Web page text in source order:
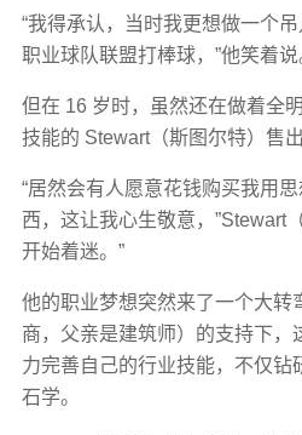
“我得承认，当时我更想做一个
职业球队联盟打棒球，”他笑着说
但在 16 岁时，虽然还在做着全
技能的 Stewart（斯图尔特）售
“居然会有人愿意花钱购买我用
西，这让我心生敬意，”Stewart
开始着迷。”
他的职业梦想突然来了一个大转
商，父亲是建筑师）的支持下，
力完善自己的行业技能，不仅钻
石学。